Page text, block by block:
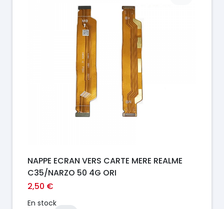
NAPPE ECRAN VERS CARTE MERE REALME
C35/NARZO 50 4G ORI
2,50 €
En stock